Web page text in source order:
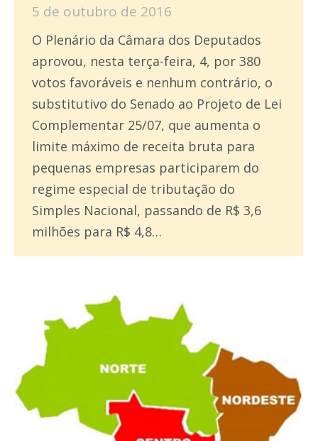
5 de outubro de 2016
O Plenário da Câmara dos Deputados
aprovou, nesta terça-feira, 4, por 380
votos favoráveis e nenhum contrário, o
substitutivo do Senado ao Projeto de Lei
Complementar 25/07, que aumenta o
limite máximo de receita bruta para
pequenas empresas participarem do
regime especial de tributação do
Simples Nacional, passando de R$ 3,6
milhões para R$ 4,8…